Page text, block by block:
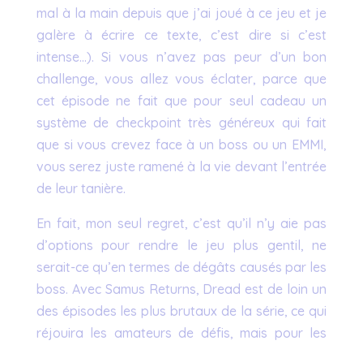
mal à la main depuis que j’ai joué à ce jeu et je
galère à écrire ce texte, c’est dire si c’est
intense…). Si vous n’avez pas peur d’un bon
challenge, vous allez vous éclater, parce que
cet épisode ne fait que pour seul cadeau un
système de checkpoint très généreux qui fait
que si vous crevez face à un boss ou un EMMI,
vous serez juste ramené à la vie devant l’entrée
de leur tanière.
En fait, mon seul regret, c’est qu’il n’y aie pas
d’options pour rendre le jeu plus gentil, ne
serait-ce qu’en termes de dégâts causés par les
boss. Avec Samus Returns, Dread est de loin un
des épisodes les plus brutaux de la série, ce qui
réjouira les amateurs de défis, mais pour les